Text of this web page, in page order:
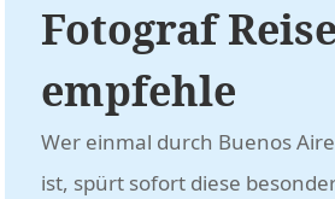
Fotograf
empfehle
Wer einmal durch Buenos
ist, spürt sofort diese